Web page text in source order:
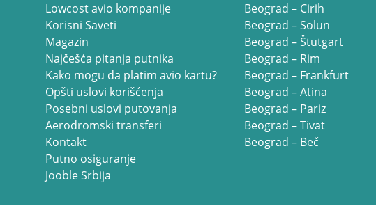
Lowcost avio kompanije
Korisni Saveti
Magazin
Najčešća pitanja putnika
Kako mogu da platim avio kartu?
Opšti uslovi korišćenja
Posebni uslovi putovanja
Aerodromski transferi
Kontakt
Putno osiguranje
Jooble Srbija
Beograd – Cirih
Beograd – Solun
Beograd – Štutgart
Beograd – Rim
Beograd – Frankfurt
Beograd – Atina
Beograd – Pariz
Beograd – Tivat
Beograd – Beč